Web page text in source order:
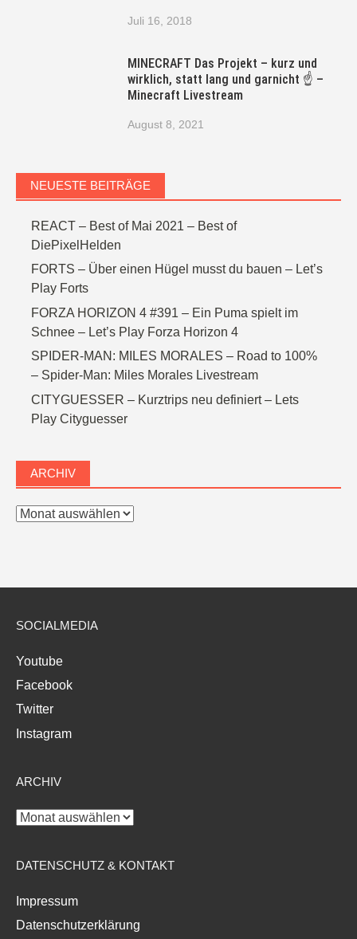
Juli 16, 2018
MINECRAFT Das Projekt – kurz und
wirklich, statt lang und garnicht ☝ –
Minecraft Livestream
August 8, 2021
NEUESTE BEITRÄGE
REACT – Best of Mai 2021 – Best of
DiePixelHelden
FORTS – Über einen Hügel musst du bauen – Let’s
Play Forts
FORZA HORIZON 4 #391 – Ein Puma spielt im
Schnee – Let’s Play Forza Horizon 4
SPIDER-MAN: MILES MORALES – Road to 100%
– Spider-Man: Miles Morales Livestream
CITYGUESSER – Kurztrips neu definiert – Lets
Play Cityguesser
ARCHIV
Archiv
SOCIALMEDIA
Youtube
Facebook
Twitter
Instagram
ARCHIV
Archiv
DATENSCHUTZ & KONTAKT
Impressum
Datenschutzerklärung